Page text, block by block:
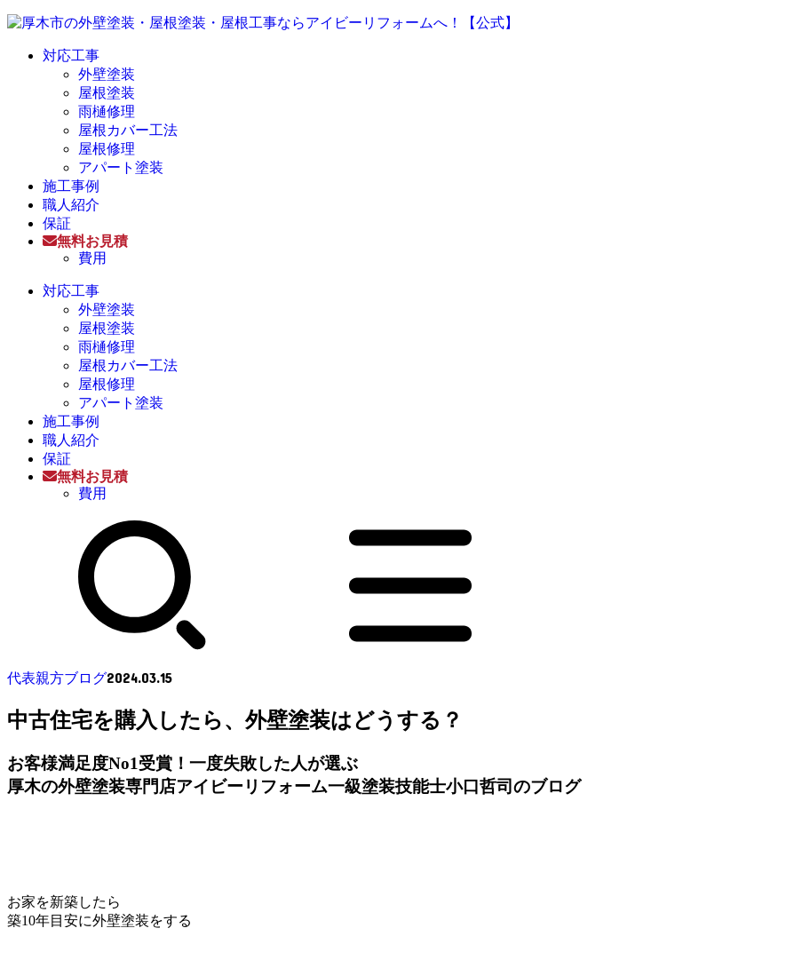
対応工事
外壁塗装
屋根塗装
雨樋修理
屋根カバー工法
屋根修理
アパート塗装
施工事例
職人紹介
保証
無料お見積
費用
対応工事
外壁塗装
屋根塗装
雨樋修理
屋根カバー工法
屋根修理
アパート塗装
施工事例
職人紹介
保証
無料お見積
費用
代表親方ブログ2024.03.15
中古住宅を購入したら、外壁塗装はどうする？
お客様満足度No1受賞！一度失敗した人が選ぶ
厚木の外壁塗装専門店アイビーリフォーム一級塗装技能士小口哲司のブログ
お家を新築したら
築10年目安に外壁塗装をする